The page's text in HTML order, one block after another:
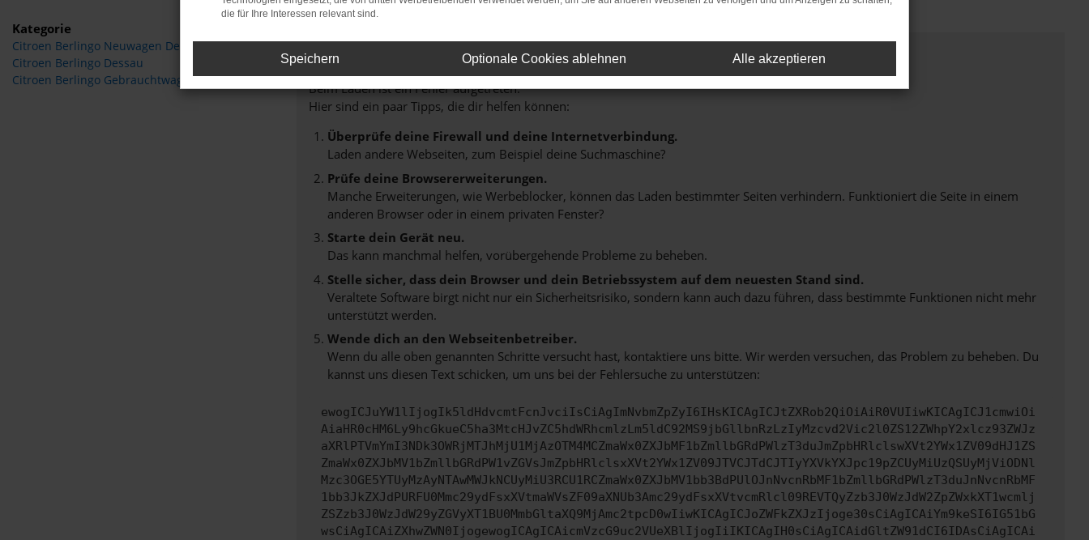
Kategorie
Citroen Berlingo Neuwagen Dessau
Citroen Berlingo Dessau
Citroen Berlingo Gebrauchtwagen Dessau
Fehler: Network Error
Beim Laden ist ein Fehler aufgetreten.
Hier sind ein paar Tipps, die dir helfen können:
Überprüfe deine Firewall und deine Internetverbindung.
Laden andere Webseiten, zum Beispiel deine Suchmaschine?
Prüfe deine Browsererweiterungen.
Manche Erweiterungen, wie Werbeblocker, können das Laden bestimmter Seiten verhindern. Funktioniert die Seite in einem
anderen Browser oder in einem privaten Fenster?
Starte dein Gerät neu.
Das kann manchmal helfen, vorübergehende Probleme zu beheben.
Stelle sicher, dass dein Browser und dein Betriebssystem auf dem neuesten Stand sind.
Veraltete Software birgt nicht nur ein Sicherheitsrisiko, sondern kann auch dazu führen, dass bestimmte Funktionen nicht mehr
unterstützt werden.
Wende dich an den Webseitenbetreiber.
Wenn du alle oben genannten Schritte versucht hast, kontaktiere uns bitte. Wir werden versuchen, das Problem zu beheben. Du
kannst uns diesen Text schicken, um uns bei der Fehlersuche zu unterstützen:
ewogICJuYW1lIjogIk5ldHdvcmtFcnJvciIsCiAgImNvbmZpZyI6IHsKICAgICJtZXRob2QiOiAiR0VUIiwKICAgICJ1cmwiOi
AiaHR0cHM6Ly9hcGkueC5ha3MtcHJvZC5hdWRhcmlzLm5ldC92MS9jbGllbnRzLzIyMzcvd2Vic2l0ZS12ZWhpY2xlcz93ZWJz
aXRlPTVmYmI3NDk3OWRjMTJhMjU1MjAzOTM4MCZmaWx0ZXJbMF1bZmllbGRdPWlzT3duJmZpbHRlclswXVt2YWx1ZV09dHJ1ZS
ZmaWx0ZXJbMV1bZmllbGRdPW1vZGVsJmZpbHRlclsxXVt2YWx1ZV09JTVCJTdCJTIyYXVkYXJpc19pZCUyMiUzQSUyMjViODNl
Mzc3OGE5YTUyMzAyNTAwMWJkNCUyMiU3RCU1RCZmaWx0ZXJbMV1bb3BdPUlOJnNvcnRbMF1bZmllbGRdPWlzT3duJnNvcnRbMF
1bb3JkZXJdPURFU0Mmc29ydFsxXVtmaWVsZF09aXNUb3Amc29ydFsxXVtvcmRlcl09REVTQyZzb3J0WzJdW2ZpZWxkXT1wcmlj
ZSZzb3J0WzJdW29yZGVyXT1BU0MmbGltaXQ9MjAmc2tpcD0wIiwKICAgICJoZWFkZXJzIjoge30sCiAgICAiYm9keSI6IG51bG
wsCiAgICAiZXhwZWN0IjogewogICAgICAicmVzcG9uc2VUeXBlIjogIiIKICAgIH0sCiAgICAidGltZW91dCI6IDAsCiAgICAi
die für Ihre Interessen relevant sind.
Speichern Optionale Cookies ablehnen Alle akzeptieren